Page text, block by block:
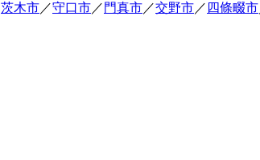
茨木市／守口市／ 門真市／交野市／ 四條畷市